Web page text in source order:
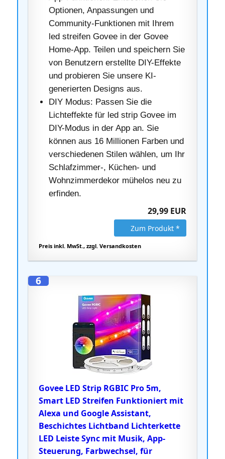
Optionen, Anpassungen und
Community-Funktionen mit Ihrem
led streifen Govee in der Govee
Home-App. Teilen und speichern Sie
von Benutzern erstellte DIY-Effekte
und probieren Sie unsere KI-
generierten Designs aus.
DIY Modus: Passen Sie die
Lichteffekte für led strip Govee im
DIY-Modus in der App an. Sie
können aus 16 Millionen Farben und
verschiedenen Stilen wählen, um Ihr
Schlafzimmer-, Küchen- und
Wohnzimmerdekor mühelos neu zu
erfinden.
29,99 EUR
Zum Produkt *
Preis inkl. MwSt., zzgl. Versandkosten
6
Govee LED Strip RGBIC Pro 5m,
Smart LED Streifen Funktioniert mit
Alexa und Google Assistant,
Beschichtes Lichtband Lichterkette
LED Leiste Sync mit Musik, App-
Steuerung, Farbwechsel, für